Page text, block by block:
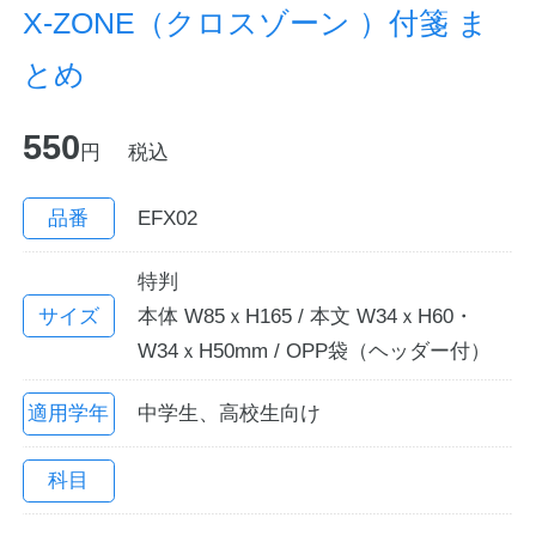
企業情報
カタログ
English
X-ZONE（クロスゾーン ）付箋 ま
とめ
550 円 税込
品番 EFX02
サイズ
特判
本体 W85ｘH165 / 本文 W34ｘH60・
W34ｘH50mm / OPP袋（ヘッダー付）
適用学年 中学生、高校生向け
科目